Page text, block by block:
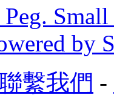
by
繫我們 -